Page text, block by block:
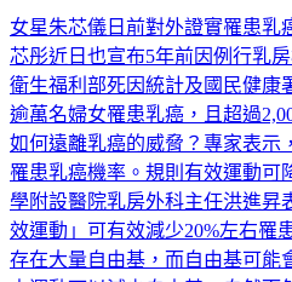
女星朱芯儀日前對外證實罹患乳
芯彤近日也宣布5年前因例行乳
衛生福利部死因統計及國民健康
逾萬名婦女罹患乳癌，且超過
如何遠離乳癌的威脅？專家表示
罹患乳癌機率。規則有效運動可
學附設醫院乳房外科主任洪進昇
效運動」可有效減少20%左右罹
存在大量自由基，而自由基可能